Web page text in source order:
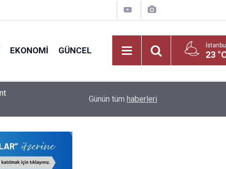
EKONOMI GÜNCEL 23
ve Meslek Liselerinin!
Günün tüm haberleri